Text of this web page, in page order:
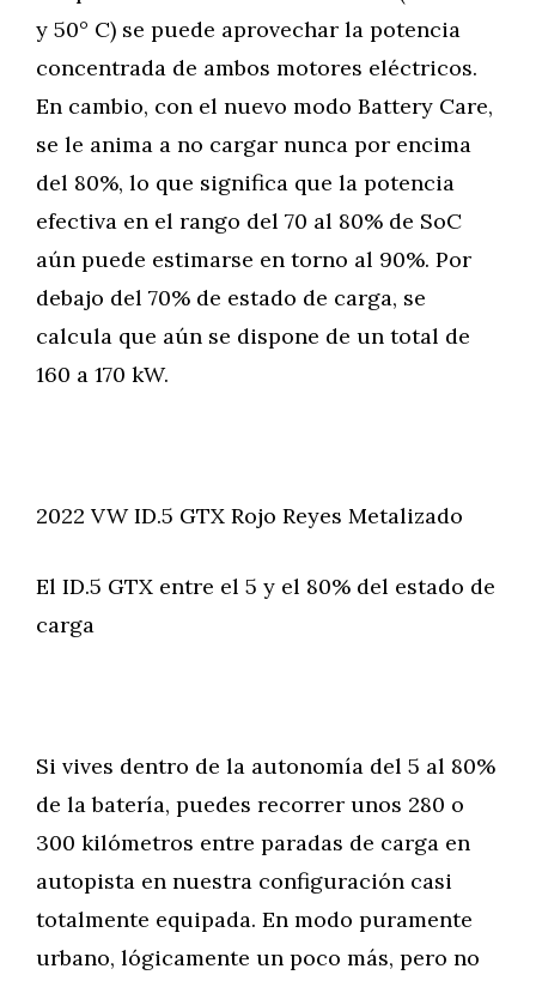
y 50° C) se puede aprovechar la potencia
concentrada de ambos motores eléctricos.
En cambio, con el nuevo modo Battery Care,
se le anima a no cargar nunca por encima
del 80%, lo que significa que la potencia
efectiva en el rango del 70 al 80% de SoC
aún puede estimarse en torno al 90%. Por
debajo del 70% de estado de carga, se
calcula que aún se dispone de un total de
160 a 170 kW.
2022 VW ID.5 GTX Rojo Reyes Metalizado
El ID.5 GTX entre el 5 y el 80% del estado de
carga
Si vives dentro de la autonomía del 5 al 80%
de la batería, puedes recorrer unos 280 o
300 kilómetros entre paradas de carga en
autopista en nuestra configuración casi
totalmente equipada. En modo puramente
urbano, lógicamente un poco más, pero no